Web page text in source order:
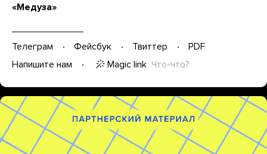
«Медуза»
Телеграм Фейсбук Твиттер
PDF
Напишите нам
Magic link Что-что?